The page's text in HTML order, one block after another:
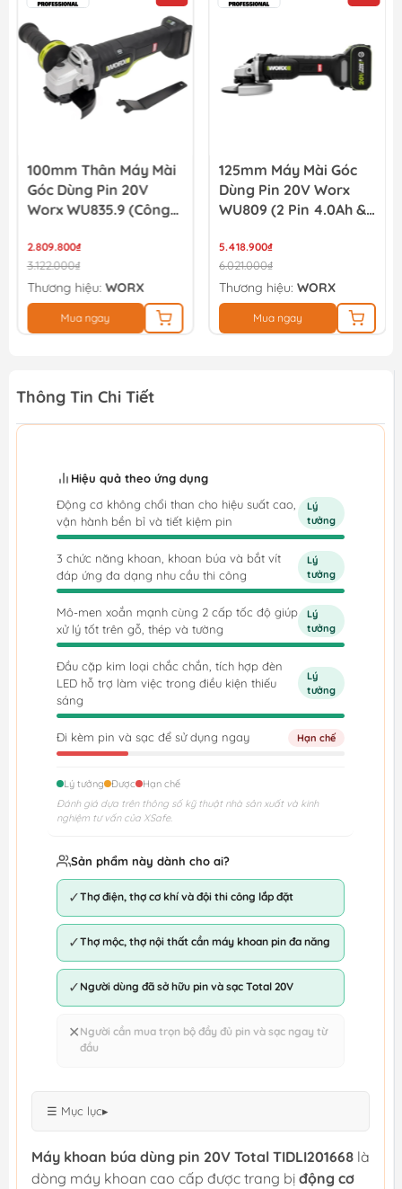
140.000₫
125mm Máy Mài Góc
Dùng Pin 20V Worx
WU809 (2 Pin 4.0Ah &
5.418.900₫
6.021.000₫
Thương hiệu: WORX
Mua ngay
12mm Mũi Khoan Từ
M2 Total TAC410122
205.000₫
234.000₫
Thương hiệu: TOTAL
Mua ngay
Thông Tin Chi Tiết
Hiệu quả theo ứng dụng
Động cơ không chổi than cho hiệu suất cao,
vận hành bền bỉ và tiết kiệm pin
Lý
tưởng
3 chức năng khoan, khoan búa và bắt vít
đáp ứng đa dạng nhu cầu thi công
Lý
tưởng
Mô-men xoắn mạnh cùng 2 cấp tốc độ giúp
xử lý tốt trên gỗ, thép và tường
Lý
tưởng
Đầu cặp kim loại chắc chắn, tích hợp đèn
LED hỗ trợ làm việc trong điều kiện thiếu
sáng
Lý
tưởng
Đi kèm pin và sạc để sử dụng ngay Hạn chế
Lý tưởng Được
Hạn chế
Đánh giá dựa trên thông số kỹ thuật nhà sản xuất và kinh
nghiệm tư vấn của XSafe.
Sản phẩm này dành cho ai?
✓Thợ điện, thợ cơ khí và đội thi công lắp đặt
✓Thợ mộc, thợ nội thất cần máy khoan pin đa năng
✓ Người dùng đã sở hữu pin và sạc Total 20V
✕ Người cần mua trọn bộ đầy đủ pin và sạc ngay từ
đầu
☰ Mục lục▸
Máy khoan búa dùng pin 20V Total TIDLI201668 là
dòng máy khoan cao cấp được trang bị động cơ